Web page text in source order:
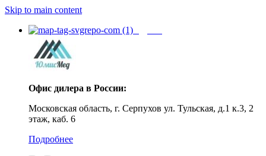
Skip to main content
Офис дилера в России:
Московская область, г. Серпухов ул. Тульская, д.1 к.3, 2
этаж, каб. 6
Подробнее